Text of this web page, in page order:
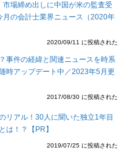
場締め出しに中国が米の監査受
月の会計士業界ニュース（2020年
2020/09/11 に投稿された
事件の経緯と関連ニュースを時系
時アップデート中／2023年5月更
2017/08/30 に投稿された
リアル！30人に聞いた独立1年目
は！？【PR】
2019/07/25 に投稿された